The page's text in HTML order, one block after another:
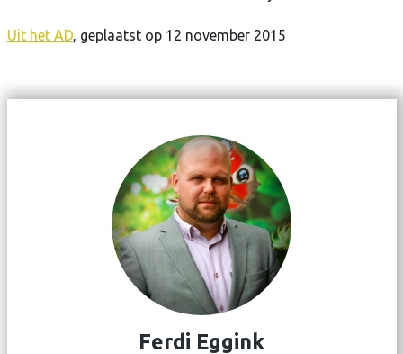
Uit het AD, geplaatst op 12 november 2015
Ferdi Eggink